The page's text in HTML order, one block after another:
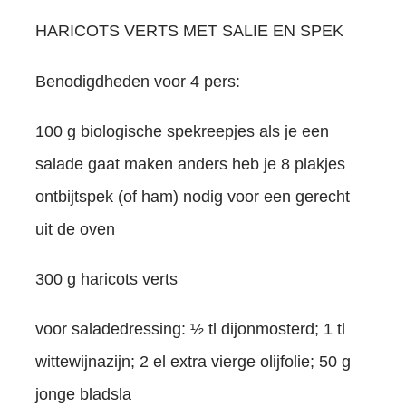
HARICOTS VERTS MET SALIE EN SPEK
Benodigdheden voor 4 pers:
100 g biologische spekreepjes als je een
salade gaat maken anders heb je 8 plakjes
ontbijtspek (of ham) nodig voor een gerecht
uit de oven
300 g haricots verts
voor saladedressing: ½ tl dijonmosterd; 1 tl
wittewijnazijn; 2 el extra vierge olijfolie; 50 g
jonge bladsla